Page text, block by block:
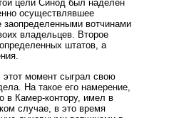
цели Синод был наделен
осуществлявшее
заопределенными вотчинами
владельцев. Второе
штатов, а
момент сыграл свою
На такое его намерение,
в Камер-контору, имел в
случае, в это время